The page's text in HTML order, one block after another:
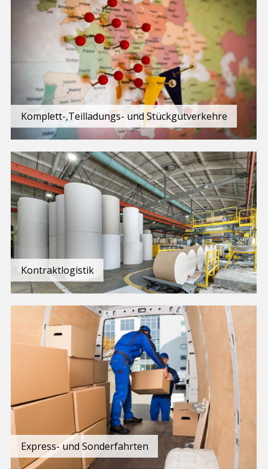
Komplett-,Teilladungs- und Stückgutverkehre
Kontraktlogistik
Express- und Sonderfahrten